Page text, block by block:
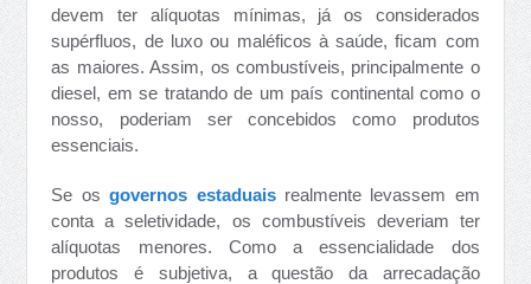
devem ter alíquotas mínimas, já os considerados
supérfluos, de luxo ou maléficos à saúde, ficam com
as maiores. Assim, os combustíveis, principalmente o
diesel, em se tratando de um país continental como o
nosso, poderiam ser concebidos como produtos
essenciais.
Se osgovernos estaduaisrealmente levassem em
conta a seletividade, os combustíveis deveriam ter
alíquotas menores. Como a essencialidade dos
produtos é subjetiva, a questão da arrecadação